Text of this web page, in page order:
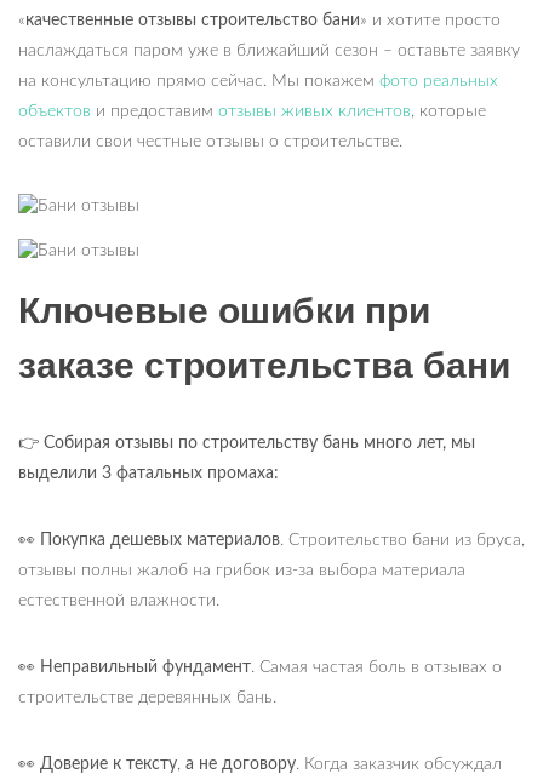
«качественные отзывы строительство бани» и хотите просто
наслаждаться паром уже в ближайший сезон – оставьте заявку
на консультацию прямо сейчас. Мы покажем фото реальных
объектов и предоставим отзывы живых клиентов , которые
оставили свои честные отзывы о строительстве.
Ключевые ошибки при
заказе строительства бани
👉 Собирая отзывы по строительству бань много лет, мы
выделили 3 фатальных промаха:
👀 Покупка дешевых материалов. Строительство бани из бруса,
отзывы полны жалоб на грибок из-за выбора материала
естественной влажности.
👀 Неправильный фундамент. Самая частая боль в отзывах о
строительстве деревянных бань.
👀 Доверие к тексту а не договору. Когда заказчик обсуждал